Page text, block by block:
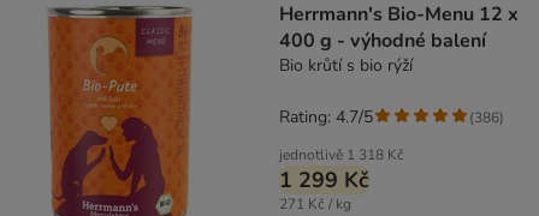
Herrmann's Bio-Menu 12 x
400 g - výhodné balení
Bio krůtí s bio rýží
jednotlivě 1 318 Kč
1 299 Kč
271 Kč / kg
Rating: 4.7/5 (386)